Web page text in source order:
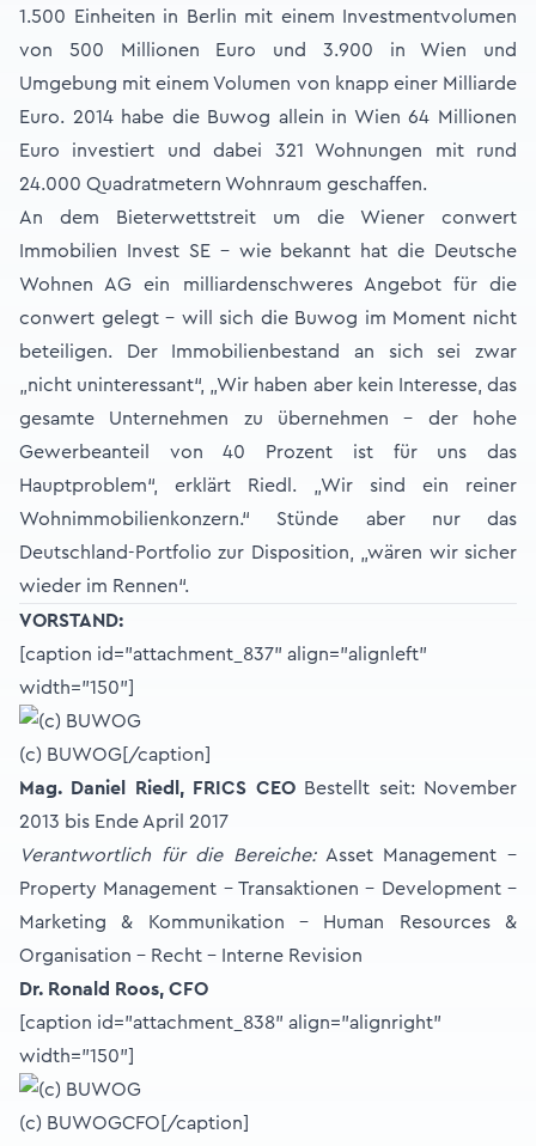
1.500 Einheiten in Berlin mit einem Investmentvolumen
von 500 Millionen Euro und 3.900 in Wien und
Umgebung mit einem Volumen von knapp einer Milliarde
Euro. 2014 habe die Buwog allein in Wien 64 Millionen
Euro investiert und dabei 321 Wohnungen mit rund
24.000 Quadratmetern Wohnraum geschaffen.
An dem Bieterwettstreit um die Wiener conwert
Immobilien Invest SE - wie bekannt hat die Deutsche
Wohnen AG ein milliardenschweres Angebot für die
conwert gelegt - will sich die Buwog im Moment nicht
beteiligen. Der Immobilienbestand an sich sei zwar
„nicht uninteressant“, „Wir haben aber kein Interesse, das
gesamte Unternehmen zu übernehmen - der hohe
Gewerbeanteil von 40 Prozent ist für uns das
Hauptproblem“, erklärt Riedl. „Wir sind ein reiner
Wohnimmobilienkonzern.“ Stünde aber nur das
Deutschland-Portfolio zur Disposition, „wären wir sicher
wieder im Rennen“.
VORSTAND:
[caption id="attachment_837" align="alignleft"
width="150"]
(c) BUWOG[/caption]
Mag. Daniel Riedl, FRICS CEO Bestellt seit: November
2013 bis Ende April 2017
Verantwortlich für die Bereiche:Asset Management –
Property Management – Transaktionen – Development –
Marketing & Kommunikation – Human Resources &
Organisation – Recht – Interne Revision
Dr. Ronald Roos, CFO
[caption id="attachment_838" align="alignright"
width="150"]
(c) BUWOGCFO[/caption]